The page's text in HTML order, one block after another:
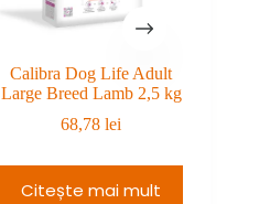
Calibra Dog Life Adult
Large Breed Lamb 2,5 kg
68,78lei
Citește mai mult